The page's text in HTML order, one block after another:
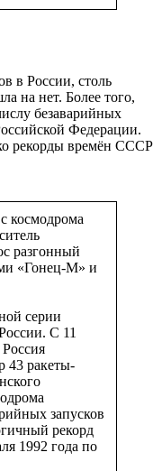
в России, столь
на нет. Более того,
безаварийных
Федерации.
рекорды времён СССР
космодрома
разгонный
«Гонец-М» и
серии
С 11
Россия
43 ракеты-
запусков
рекорд
1992 года по